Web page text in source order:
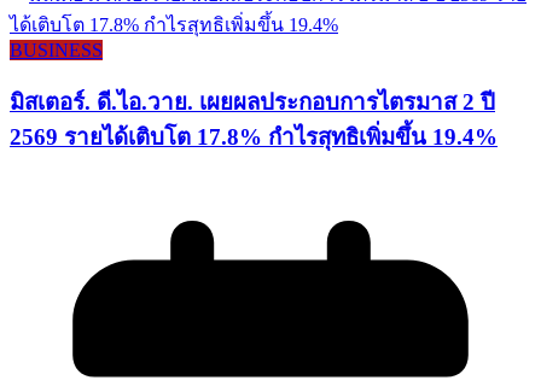
BUSINESS
มิสเตอร์. ดี.ไอ.วาย. เผยผลประกอบการไตรมาส 2 ปี
2569 รายได้เติบโต 17.8% กำไรสุทธิเพิ่มขึ้น 19.4%